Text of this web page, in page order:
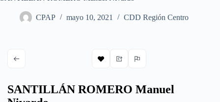
CPAP mayo 10, 2021 CDD Región Centro
SANTILLÁN ROMERO Manuel